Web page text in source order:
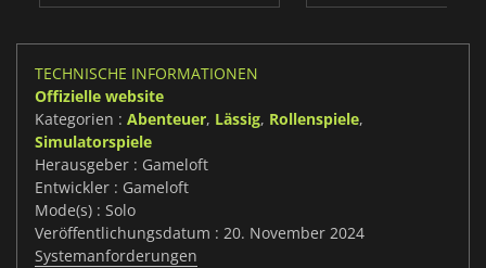
TECHNISCHE INFORMATIONEN
Offizielle website
Kategorien : Abenteuer, Lässig, Rollenspiele,
Simulatorspiele
Herausgeber : Gameloft
Entwickler : Gameloft
Mode(s) : Solo
Veröffentlichungsdatum : 20. November 2024
Systemanforderungen